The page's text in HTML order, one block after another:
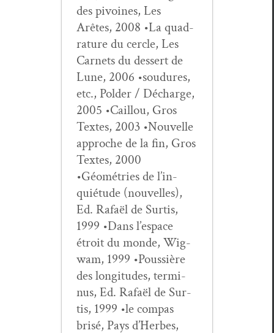
des pivoines, Les
Arêtes, 2008 •La quad­
ra­ture du cer­cle, Les
Car­nets du dessert de
Lune, 2006 •soudures,
etc., Pold­er / Décharge,
2005 •Cail­lou, Gros
Textes, 2003 •Nou­velle
approche de la fin, Gros
Textes, 2000
•Géométries de l’in­
quié­tude (nou­velles),
Ed. Rafaël de Sur­tis,
1999 •Dans l’e­space
étroit du monde, Wig­
wam, 1999 •Pous­sière
des lon­gi­tudes, ter­mi­
nus, Ed. Rafaël de Sur­
tis, 1999 •le com­pas
brisé, Pays d’Herbes,